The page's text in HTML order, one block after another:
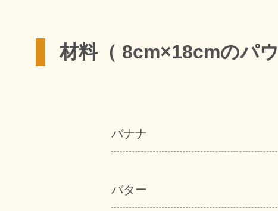
材料（ 8cm×18cmのパウ
バナナ
バター